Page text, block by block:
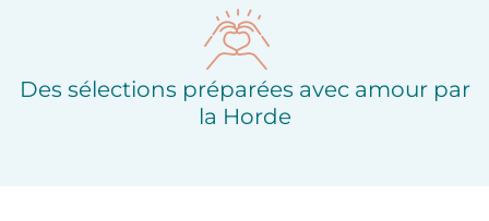
Des sélections préparées avec amour par
la Horde